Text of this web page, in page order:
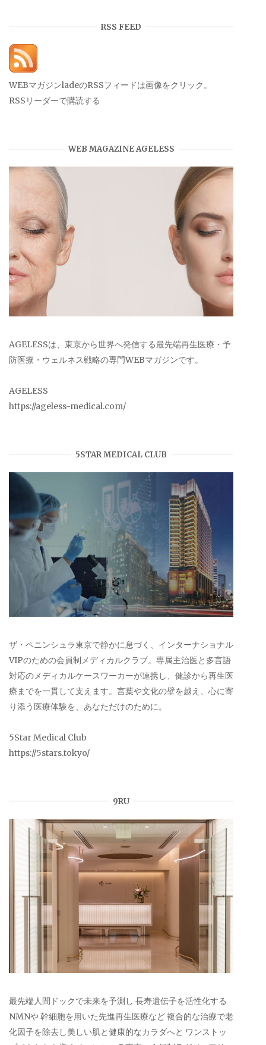
RSS FEED
WEBマガジンladeのRSSフィードは画像をクリック。
RSSリーダーで購読する
WEB MAGAZINE AGELESS
AGELESSは、東京から世界へ発信する最先端再生医療・予
防医療・ウェルネス戦略の専門WEBマガジンです。
AGELESS
https://ageless-medical.com/
5STAR MEDICAL CLUB
ザ・ペニンシュラ東京で静かに息づく、インターナショナル
VIPのための会員制メディカルクラブ。専属主治医と多言語
対応のメディカルケースワーカーが連携し、健診から再生医
療までを一貫して支えます。言葉や文化の壁を越え、心に寄
り添う医療体験を、あなただけのために。
5Star Medical Club
https://5stars.tokyo/
9RU
最先端人間ドックで未来を予測し 長寿遺伝子を活性化する
NMNや 幹細胞を用いた先進再生医療など 複合的な治療で老
化因子を除去し美しい肌と健康的なカラダへと ワンストッ